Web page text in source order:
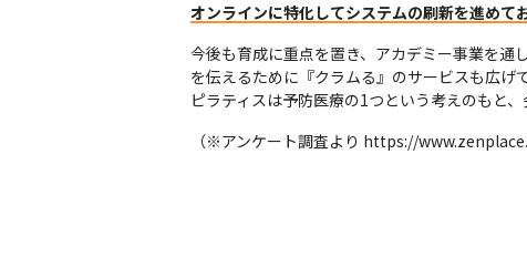
オンラインに特化してシステムの刷新を進めて
今後も育成に重点を置き、アカデミー事業を通
を伝えるために『クラムる』のサービスも広げ
ピラティスは予防医療の1つという考えのもと
（※アンケート調査より https://